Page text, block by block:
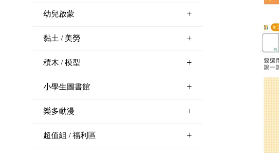
幼兒啟蒙 +
黏土 / 美勞 +
積木 / 模型 +
小學生圖書館 +
樂多動漫 +
超值組 / 福利區 +